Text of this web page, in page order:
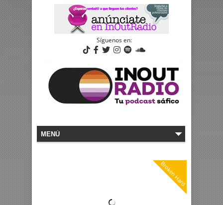
Síguenos en:
Broken Hard